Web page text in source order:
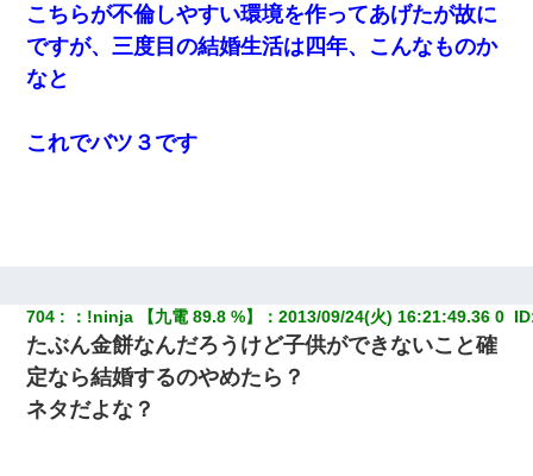
夫の友達がBBQを定期的に開催して夫婦で参加してたんだけど、
女性側のリーダーみたいな人に「BBQは友達とやりなよ！」と言
われて…
【衝撃】女友達から行為中に告白されてOKした結果
ずっとニートだと思ってた同居の義弟が投資で旦那より稼いでる
とか知らなかった…
こちらが不倫しやすい環境を作ってあげたが故に
ですが、三度目の結婚生活は四年、こんなものか
なと
これでバツ３です
704 ： !ninja 【九電 89.8 %】 ：2013/09/24(火) 16:21:49.36 0
たぶん金餅なんだろうけど子供ができないこと確
定なら結婚するのやめたら？
ネタだよな？